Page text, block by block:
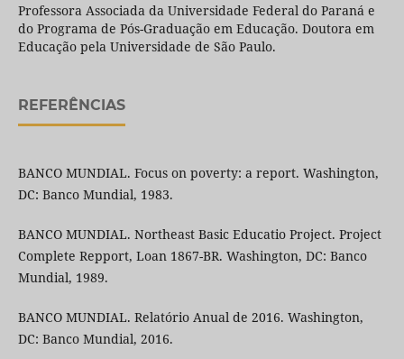
Professora Associada da Universidade Federal do Paraná e
do Programa de Pós-Graduação em Educação. Doutora em
Educação pela Universidade de São Paulo.
REFERÊNCIAS
BANCO MUNDIAL. Focus on poverty: a report. Washington,
DC: Banco Mundial, 1983.
BANCO MUNDIAL. Northeast Basic Educatio Project. Project
Complete Repport, Loan 1867-BR. Washington, DC: Banco
Mundial, 1989.
BANCO MUNDIAL. Relatório Anual de 2016. Washington,
DC: Banco Mundial, 2016.